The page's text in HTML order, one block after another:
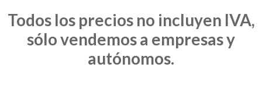
Todos los precios no incluyen IVA,
sólo vendemos a empresas y
autónomos.